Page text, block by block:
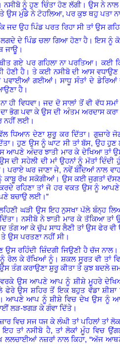
ਨੂੰ ਹੁਣ ਚਿੰਤਾ ਹੋਣ ਲੱਗੀ।ਉਸ ਨੇ
ਉਸ ਮੁੰਡੇ ਨੇ ਟੋਹਲਿਆ, ਪਰ ਕੁਝ ਥਹੁ ਪਤਾ ਨਾ
ਜਦ ਉਹ ਪਿੰਡ ਪਰਤ ਰਿਹਾ ਸੀ ਤਾਂ ਉਸ
ਦੇ ਪਿੰਡ ਚਲਾ ਗਿਆ ਹੋਣਾ ਹੈ।ਇਸ ਨੂੰ
ਜਾਊ।
ਗਏ ਪਰ ਗਹਿਲਾ ਨਾ ਪਰਤਿਆ।
ਹੋਣੀ ਹੈ। ਤੇ ਕਈ ਨਸੀਬੋ ਦੀ ਆਸ
ਪਵਾਈਆਂ ਗਈਆਂ।ਸਾਧੂ ਸੰਤਾਂ ਦੇ ਡੇਰਿਆਂ
ਹੈ।
ਹੀ ਵਿਧਵਾ। ਜਦ ਦੋ ਸਾਲਾਂ ਤੋਂ ਵੀ ਵੱਧ
ਭੋਗ ਪਵਾ ਕੇ ਉਸ ਦੀ ਅੰਤਮ ਅਰਦਾਸ
ਨਹੀਂ ਲਈ।
ਧਿਆਨ ਦੇਣਾ ਸ਼ੁਰੂ ਕਰ ਦਿੱਤਾ। ਗੁਜ਼ਾਰੇ
। ਹੁਣ ਉਸ ਨੂੰ ਘਾਟ ਸੀ ਤਾਂ ਬੱਸ, ਉਹ ਹੁਣ
ਉਸ ਆਪਣੇ ਅੰਦਰ ਝਾਤੀ ਮਾਰ ਕੇ ਦੇਖਿਆ
ਦੀ ਸਹੇਲੀ ਦੀ ਮਾਂ ਉਹਨਾਂ ਨੂੰ ਮੱਤਾਂ ਦਿੰਦੀ
। ਪਰਾਏ ਘਰ ਜਾਣਾ ਜੇ,ਨਵੇਂ ਬੰਦਿਆਂ ਨਾਲ
ਕਾਬੂ ਰੱਖ ਸਕੋਗੀਆਂ। ਉਸਕਈਜੁਗਤਾਂ
ਰਹਿਣਾ ਤਾਂ ਜੋ ਹਰ ਵਕਤ ਉਸ ਨੂੰ
ਬਚਾਉ ਲਈ।”
ਘੜੀ ਉਸ ਇਹ ਨੁਸਖਾ ਪੱਲੇ ਬੰਨ੍ਹ
ਨਸੀਬੋ ਨੇ ਝਾਤੀ ਮਾਰ ਕੇ ਤੱਕਿਆ
ਤੰਗ ਆ ਕੇ ਚੁੱਪ ਸਾਧ ਲੈਣੀ ਤਾਂ ਉਸ ਫੇਰ
ਉਸ ਪਰਤਣਾ ਨਹੀਂ ਸੀ।
ਉਸ ਰਹਿੰਦੀ ਜ਼ਿੰਦਗੀ ਜਿਉਣੀ ਹੈ ਚੱਜ ਨਾਲ।
ਰੋਲ ਕੇ ਰੱਖਿਆਂ ਨੂੰ । ਸ਼ਕਲ ਸੂਰਤ ਵੀ ਤਾਂ
ਤੰਗ ਕਰਾਉਣਾ ਸ਼ੁਰੂ ਕੀਤਾ ਤੇ ਕੁਝ ਬਦਲੇ
ਉਸ ਆਪਣੇ ਆਪ ਨੂੰ ਸ਼ੀਸ਼ੇ ਮੂਹਰੇ
ਫੇਰੇ ਉਸ ਸ਼ਹਿਰ ਤੋਂ ਇਕ ਬਹੁਤ ਵੱਡਾ ਸ਼ੀਸ਼ਾ
ਆਪਣੇ ਆਪ ਨੂੰ ਸ਼ੀਸ਼ੇ ਵਿਚ ਦੇਖ ਉਸ ਨੂੰ
ਲੜ-ਝਗੜ ਕੇ ਗੰਵਾ ਦਿੱਤੇ।
ਵਿਚ ਸਜ ਧਜ ਕੇ ਲੰਘੀ ਤਾਂ ਪਹਿਲਾਂ ਤਾਂ
ਇਹ ਤਾਂ ਨਸੀਬੋ ਹੈ, ਤਾਂ ਲੋਕਾਂ ਮੂੰਹ
ਲਲਚਾਈਆਂ ਨਜ਼ਰਾਂ ਨਾਲ ਕਿਹਾ, “ਅੱਜ